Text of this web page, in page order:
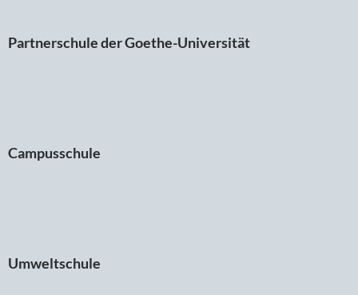
Partnerschule der Goethe-Universität
Campusschule
Umweltschule